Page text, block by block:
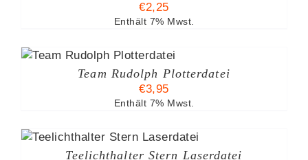
€2,25
Enthält 7% Mwst.
Team Rudolph Plotterdatei
€3,95
Enthält 7% Mwst.
Teelichthalter Stern Laserdatei